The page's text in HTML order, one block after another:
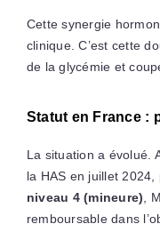
Cette synergie
clinique. C’est cette
de la glycémie et
Statut en France :
La situation a évolué.
la HAS en juillet 2024,
niveau 4 (mineure),
remboursable dans